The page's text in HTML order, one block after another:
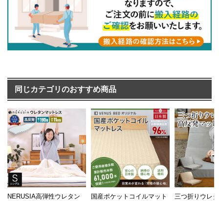
同じカテゴリのおすすめ商品
NERUSIA高弾性ウレタン
国産ポケットコイルマット
三つ折りウレ